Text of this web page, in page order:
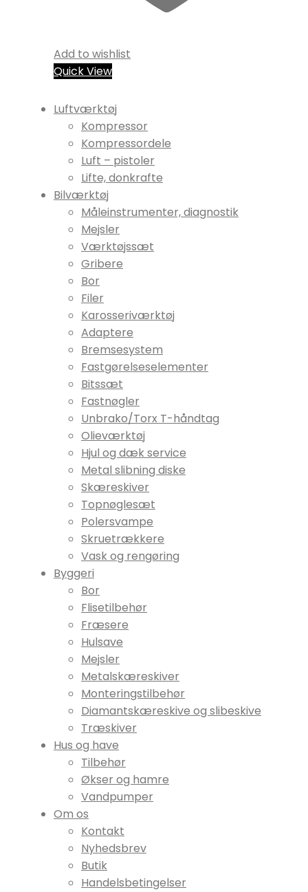
Add to wishlist
Quick View
Luftværktøj
Kompressor
Kompressordele
Luft – pistoler
Lifte, donkrafte
Bilværktøj
Måleinstrumenter, diagnostik
Mejsler
Værktøjssæt
Gribere
Bor
Filer
Karosseriværktøj
Adaptere
Bremsesystem
Fastgørelseselementer
Bitssæt
Fastnøgler
Unbrako/Torx T-håndtag
Olieværktøj
Hjul og dæk service
Metal slibning diske
Skæreskiver
Topnøglesæt
Polersvampe
Skruetrækkere
Vask og rengøring
Byggeri
Bor
Flisetilbehør
Fræsere
Hulsave
Mejsler
Metalskæreskiver
Monteringstilbehør
Diamantskæreskive og slibeskive
Træskiver
Hus og have
Tilbehør
Økser og hamre
Vandpumper
Om os
Kontakt
Nyhedsbrev
Butik
Handelsbetingelser